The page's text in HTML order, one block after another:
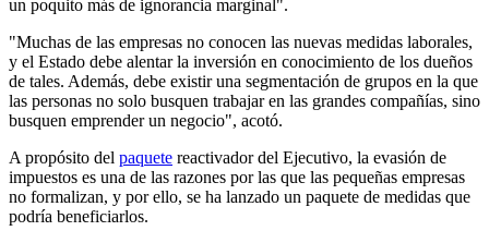
un poquito más de ignorancia marginal".
"Muchas de las empresas no conocen las nuevas medidas laborales,
y el Estado debe alentar la inversión en conocimiento de los dueños
de tales. Además, debe existir una segmentación de grupos en la que
las personas no solo busquen trabajar en las grandes compañías, sino
busquen emprender un negocio", acotó.
A propósito del paquete reactivador del Ejecutivo, la evasión de
impuestos es una de las razones por las que las pequeñas empresas
no formalizan, y por ello, se ha lanzado un paquete de medidas que
podría beneficiarlos.